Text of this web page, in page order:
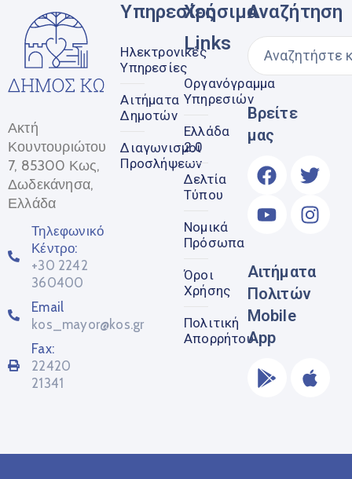
Ακτή
Κουντουριώτου
7, 85300 Κως,
Δωδεκάνησα,
Ελλάδα
Τηλεφωνικό
Κέντρο:
+30 2242
360400
Email
kos_mayor@kos.gr
Fax:
22420
21341
Υπηρεσίες
Ηλεκτρονικές
Υπηρεσίες
Αιτήματα
Δημοτών
Διαγωνισμοί
Προσλήψεων
Χρήσιμα
Links
Οργανόγραμμα
Υπηρεσιών
Ελλάδα
2.0
Δελτία
Τύπου
Νομικά
Πρόσωπα
Όροι
Χρήσης
Πολιτική
Απορρήτου
Αναζήτηση
Βρείτε
μας
Αιτήματα
Πολιτών
Mobile
App